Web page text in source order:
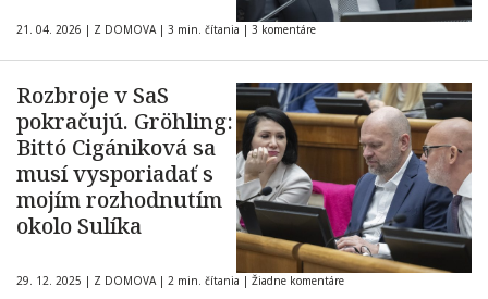
21. 04. 2026 | Z DOMOVA | 3 min. čítania | 3 komentáre
Rozbroje v SaS
pokračujú. Gröhling:
Bittó Cigániková sa
musí vysporiadať s
mojím rozhodnutím
okolo Sulíka
29. 12. 2025 | Z DOMOVA | 2 min. čítania | Žiadne komentáre